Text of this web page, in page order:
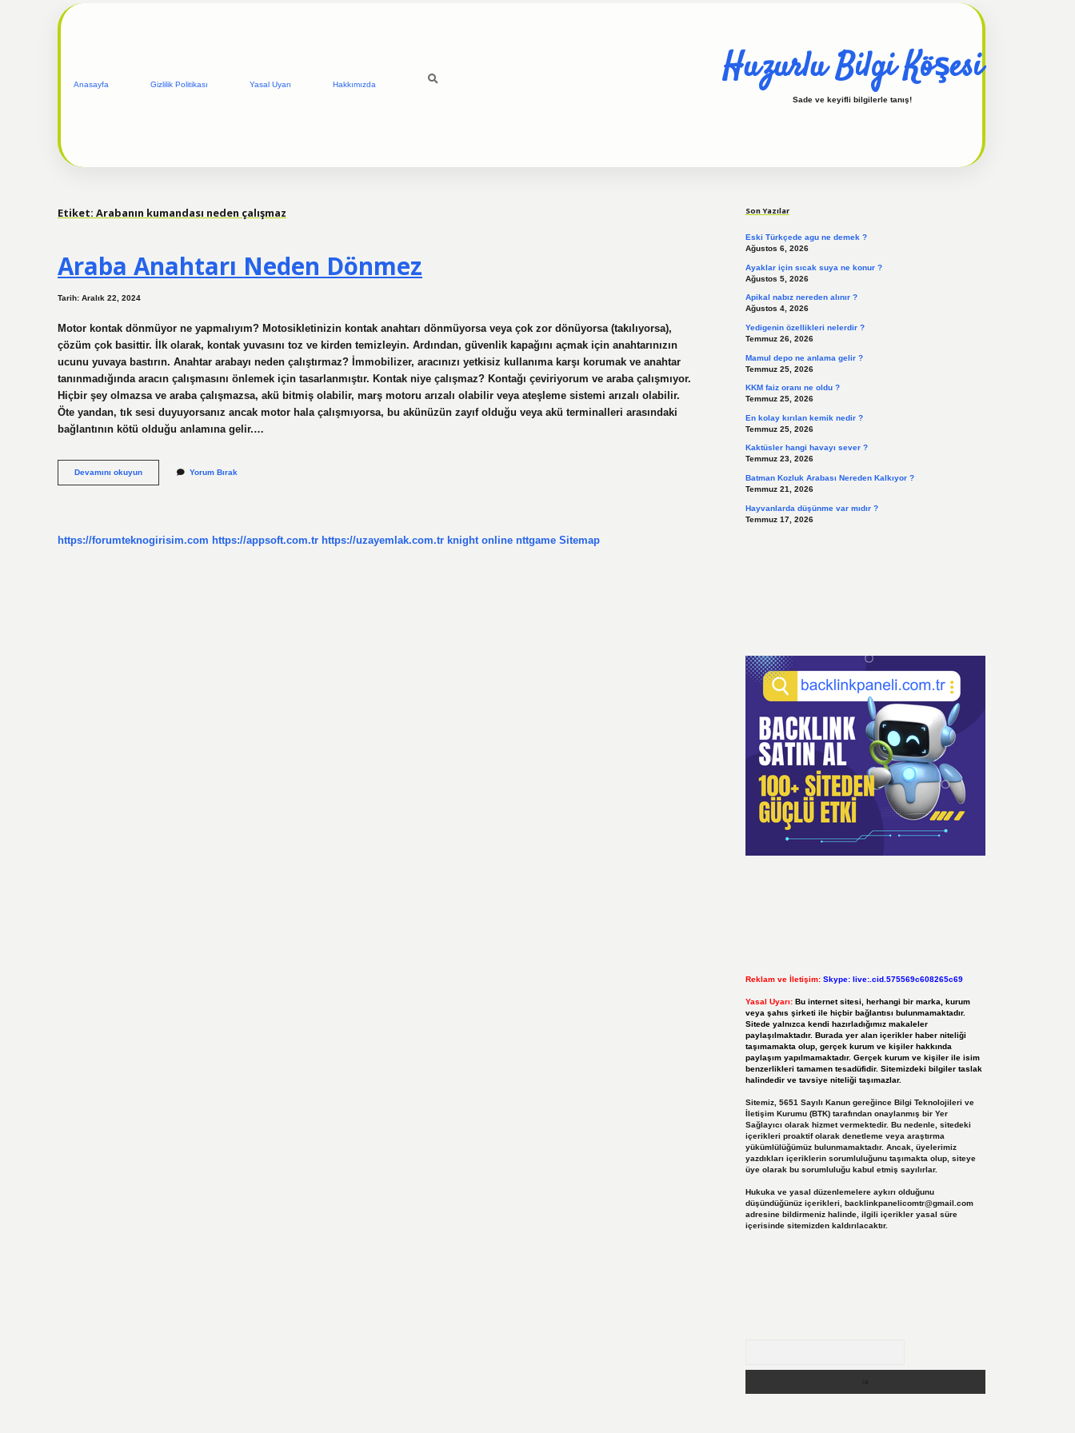
Anasayfa Gizlilik Politikası Yasal Uyarı Hakkımızda Huzurlu Bilgi Köşesi
Sade ve keyifli bilgilerle tanış!
Etiket: Arabanın kumandası neden çalışmaz
Araba Anahtarı Neden Dönmez
Tarih: Aralık 22, 2024
Motor kontak dönmüyor ne yapmalıyım? Motosikletinizin kontak anahtarı dönmüyorsa veya çok zor dönüyorsa (takılıyorsa),
çözüm çok basittir. İlk olarak, kontak yuvasını toz ve kirden temizleyin. Ardından, güvenlik kapağını açmak için anahtarınızın
ucunu yuvaya bastırın. Anahtar arabayı neden çalıştırmaz? İmmobilizer, aracınızı yetkisiz kullanıma karşı korumak ve anahtar
tanınmadığında aracın çalışmasını önlemek için tasarlanmıştır. Kontak niye çalışmaz? Kontağı çeviriyorum ve araba çalışmıyor.
Hiçbir şey olmazsa ve araba çalışmazsa, akü bitmiş olabilir, marş motoru arızalı olabilir veya ateşleme sistemi arızalı olabilir.
Öte yandan, tık sesi duyuyorsanız ancak motor hala çalışmıyorsa, bu akünüzün zayıf olduğu veya akü terminalleri arasındaki
bağlantının kötü olduğu anlamına gelir.…
Devamını okuyunAraba
Anahtarı
Yorum Bırak
https://forumteknogirisim.com https://appsoft.com.tr https://uzayemlak.com.tr knight online nttgame Sitemap
Son Yazılar
Eski Türkçede agu ne demek ?
Ağustos 6, 2026
Ayaklar için sıcak suya ne konur ?
Ağustos 5, 2026
Apikal nabız nereden alınır ?
Ağustos 4, 2026
Yedigenin özellikleri nelerdir ?
Temmuz 26, 2026
Mamul depo ne anlama gelir ?
Temmuz 25, 2026
KKM faiz oranı ne oldu ?
Temmuz 25, 2026
En kolay kırılan kemik nedir ?
Temmuz 25, 2026
Kaktüsler hangi havayı sever ?
Temmuz 23, 2026
Batman Kozluk Arabası Nereden Kalkıyor ?
Temmuz 21, 2026
Hayvanlarda düşünme var mıdır ?
Temmuz 17, 2026
Reklam ve İletişim: Skype: live:.cid.575569c608265c69
Yasal Uyarı: Bu internet sitesi, herhangi bir marka, kurum
veya şahıs şirketi ile hiçbir bağlantısı bulunmamaktadır.
Sitede yalnızca kendi hazırladığımız makaleler
paylaşılmaktadır. Burada yer alan içerikler haber niteliği
taşımamakta olup, gerçek kurum ve kişiler hakkında
paylaşım yapılmamaktadır. Gerçek kurum ve kişiler ile isim
benzerlikleri tamamen tesadüfidir. Sitemizdeki bilgiler taslak
halindedir ve tavsiye niteliği taşımazlar.
Sitemiz, 5651 Sayılı Kanun gereğince Bilgi Teknolojileri ve
İletişim Kurumu (BTK) tarafından onaylanmış bir Yer
Sağlayıcı olarak hizmet vermektedir. Bu nedenle, sitedeki
içerikleri proaktif olarak denetleme veya araştırma
yükümlülüğümüz bulunmamaktadır. Ancak, üyelerimiz
yazdıkları içeriklerin sorumluluğunu taşımakta olup, siteye
üye olarak bu sorumluluğu kabul etmiş sayılırlar.
Hukuka ve yasal düzenlemelere aykırı olduğunu
düşündüğünüz içerikleri, backlinkpanelicomtr@gmail.com
adresine bildirmeniz halinde, ilgili içerikler yasal süre
içerisinde sitemizden kaldırılacaktır.